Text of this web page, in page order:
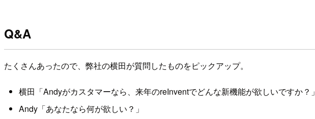
Q&A
たくさんあったので、弊社の横田が質問したものをピックアップ。
横田「Andyがカスタマーなら、来年のreInventでどんな新機能が欲しいですか？」
Andy「あなたなら何が欲しい？」